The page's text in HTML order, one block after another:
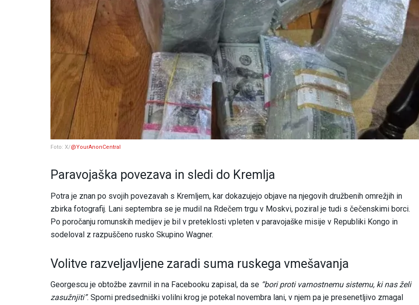
Foto: X/@YourAnonCentral
Paravojaška povezava in sledi do Kremlja
Potra je znan po svojih povezavah s Kremljem, kar dokazujejo objave na njegovih družbenih omrežjih in
zbirka fotografij. Lani septembra se je mudil na Rdečem trgu v Moskvi, poziral je tudi s čečenskimi borci.
Po poročanju romunskih medijev je bil v preteklosti vpleten v paravojaške misije v Republiki Kongo in
sodeloval z razpuščeno rusko Skupino Wagner.
Volitve razveljavljene zaradi suma ruskega vmešavanja
Georgescu je obtožbe zavrnil in na Facebooku zapisal, da se “bori proti varnostnemu sistemu, ki nas želi
zasužnjiti”. Sporni predsedniški volilni krog je potekal novembra lani, v njem pa je presenetljivo zmagal